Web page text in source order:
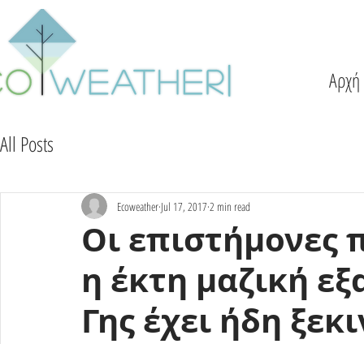
Αρχή
All Posts
Οι επιστήμονες
η έκτη μαζική
Γης έχει ήδη
Ecoweather Jul 17, 2017 2 min read